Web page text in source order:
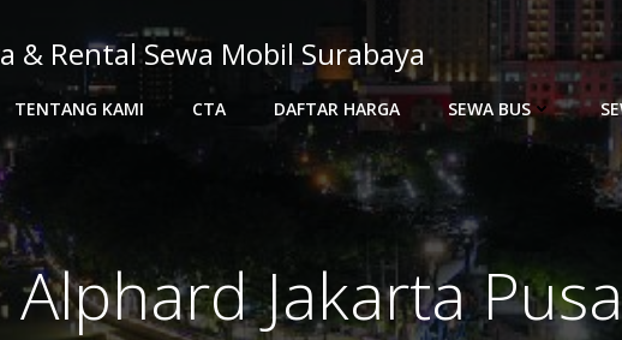
& Rental Sewa Mobil Surabaya
TENTANG KAMI CTA DAFTAR HARGA SEWA BUS
Alphard Jakarta